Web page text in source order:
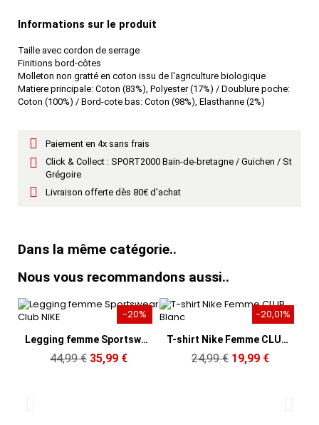
Informations sur le produit
Taille avec cordon de serrage
Finitions bord-côtes
Molleton non gratté en coton issu de l'agriculture biologique
Matiere principale: Coton (83%), Polyester (17%) / Doublure poche:
Coton (100%) / Bord-cote bas: Coton (98%), Elasthanne (2%)
Paiement en 4x sans frais
Click & Collect : SPORT2000 Bain-de-bretagne / Guichen / St
Grégoire
Livraison offerte dès 80€ d'achat
Dans la même catégorie..
Nous vous recommandons aussi..
Aperçu rapide
-20%
Legging femme Sportswear Club NIKE
44,99 € 35,99 €
Aperçu rapide
-20,01%
T-shirt Nike Femme CLUB Blanc
24,99 € 19,99 €